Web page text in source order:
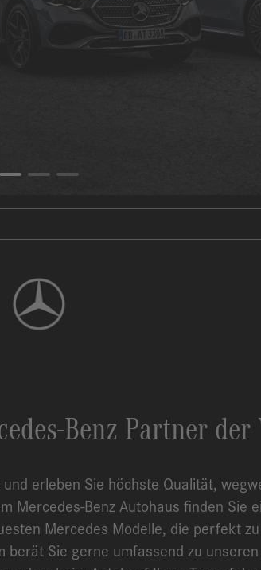
Benz Partner der
erleben Sie höchste Qualität,
Mercedes-Benz Autohaus finden Sie
Mercedes Modelle, die perfekt
Sie gerne umfassend zu